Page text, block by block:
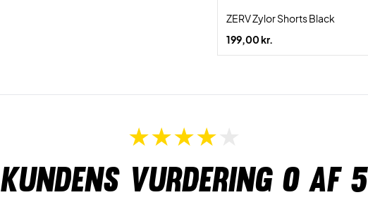
ZERV Zylor Shorts Black
199,00 kr.
Kundens vurdering 0af 5